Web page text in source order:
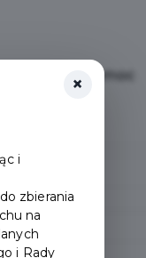
Pomoc
×
i
zbierania
na
i Rady